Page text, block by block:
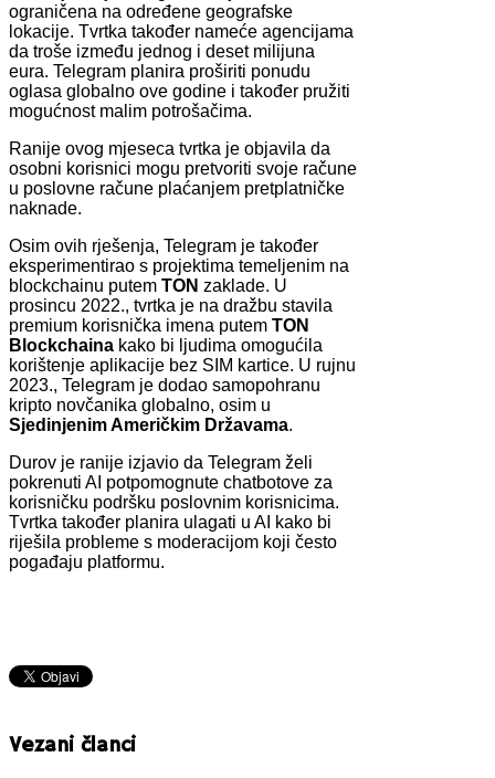
ograničena na određene geografske
lokacije. Tvrtka također nameće agencijama
da troše između jednog i deset milijuna
eura. Telegram planira proširiti ponudu
oglasa globalno ove godine i također pružiti
mogućnost malim potrošačima.
Ranije ovog mjeseca tvrtka je objavila da
osobni korisnici mogu pretvoriti svoje račune
u poslovne račune plaćanjem pretplatničke
naknade.
Osim ovih rješenja, Telegram je također
eksperimentirao s projektima temeljenim na
blockchainu putem TON zaklade. U
prosincu 2022., tvrtka je na dražbu stavila
premium korisnička imena putem TON
Blockchaina kako bi ljudima omogućila
korištenje aplikacije bez SIM kartice. U rujnu
2023., Telegram je dodao samopohranu
kripto novčanika globalno, osim u
Sjedinjenim Američkim Državama.
Durov je ranije izjavio da Telegram želi
pokrenuti AI potpomognute chatbotove za
korisničku podršku poslovnim korisnicima.
Tvrtka također planira ulagati u AI kako bi
riješila probleme s moderacijom koji često
pogađaju platformu.
Vezani članci